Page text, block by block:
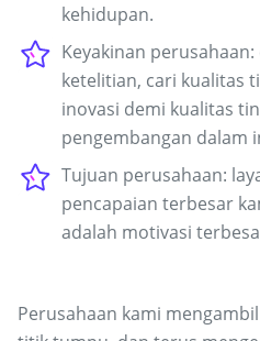
kehidupan.
Keyakinan
ketelitian, cari kualitas
inovasi demi kualitas
pengembangan dalam
Tujuan perusahaan:
pencapaian terbesar
adalah motivasi
Perusahaan kami